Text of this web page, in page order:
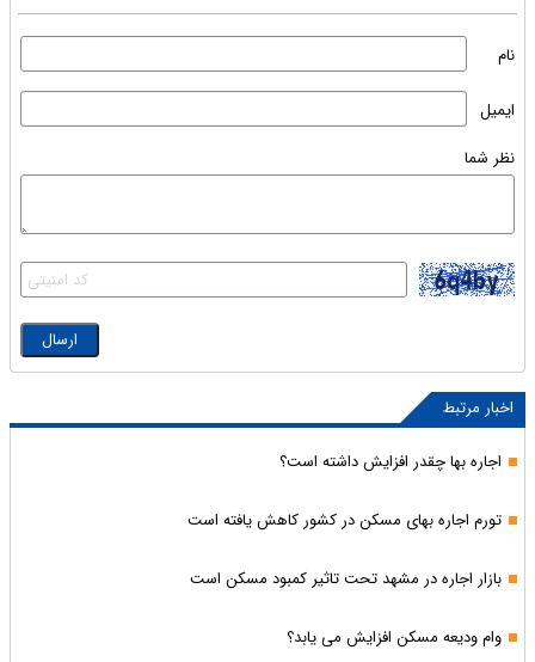
نام
ایمیل
نظر شما
اخبار مرتبط
اجاره بها چقدر افزایش داشته است؟
تورم اجاره بهای مسکن در کشور کاهش یافته است
بازار اجاره در مشهد تحت تاثیر کمبود مسکن است
وام ودیعه مسکن افزایش می یابد؟